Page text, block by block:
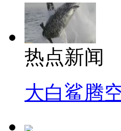
热点新闻
大白鲨腾